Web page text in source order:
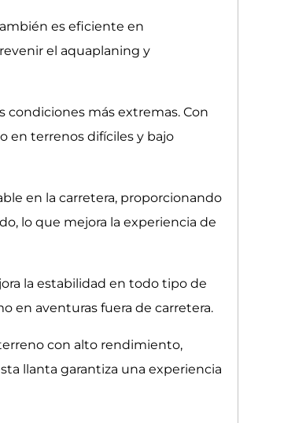
es eficiente en
el aquaplaning y
condiciones más extremas. Con
en terrenos difíciles y bajo
en la carretera, proporcionando
lo que mejora la experiencia de
la estabilidad en todo tipo de
en aventuras fuera de carretera.
con alto rendimiento,
llanta garantiza una experiencia